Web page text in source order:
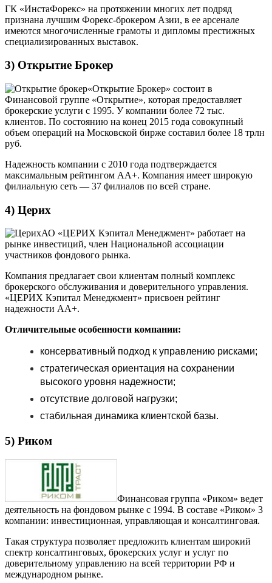
ГК «ИнстаФорекс» на протяжении многих лет подряд
признана лучшим Форекс-брокером Азии, в ее арсенале
имеются многочисленные грамоты и дипломы престижных
специализированных выставок.
3) Открытие Брокер
«Открытие Брокер» состоит в
Финансовой группе «Открытие», которая предоставляет
брокерские услуги с 1995. У компании более 72 тыс.
клиентов. По состоянию на конец 2015 года совокупный
объем операций на Московской бирже составил более 18 трлн
руб.
Надежность компании с 2010 года подтверждается
максимальным рейтингом АА+. Компания имеет широкую
филиальную сеть — 37 филиалов по всей стране.
4) Церих
АО «ЦЕРИХ Кэпитал Менеджмент» работает на
рынке инвестиций, член Национальной ассоциации
участников фондового рынка.
Компания предлагает свои клиентам полный комплекс
брокерского обслуживания и доверительного управления.
«ЦЕРИХ Кэпитал Менеджмент» присвоен рейтинг
надежности АА+.
Отличительные особенности компании:
консервативный подход к управлению рисками;
стратегическая ориентация на сохранении
высокого уровня надежности;
отсутствие долговой нагрузки;
стабильная динамика клиентской базы.
5) Риком
Финансовая группа «Риком» ведет
деятельность на фондовом рынке с 1994. В составе «Риком» 3
компании: инвестиционная, управляющая и консалтинговая.
Такая структура позволяет предложить клиентам широкий
спектр консалтинговых, брокерских услуг и услуг по
доверительному управлению на всей территории РФ и
международном рынке.